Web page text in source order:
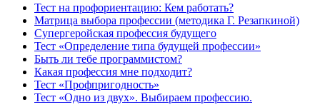
Тест на профориентацию: Кем работать?
Матрица выбора профессии (методика Г. Резапкиной)
Супергеройская профессия будущего
Тест «Определение типа будущей профессии»
Быть ли тебе программистом?
Какая профессия мне подходит?
Тест «Профпригодность»
Тест «Одно из двух». Выбираем профессию.